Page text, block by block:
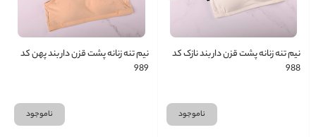
نیم تنه زنانه پشت قزن دار بند نازک کد
988
ناموجود
نیم تنه زنانه پشت قزن دار بند پهن کد
989
ناموجود